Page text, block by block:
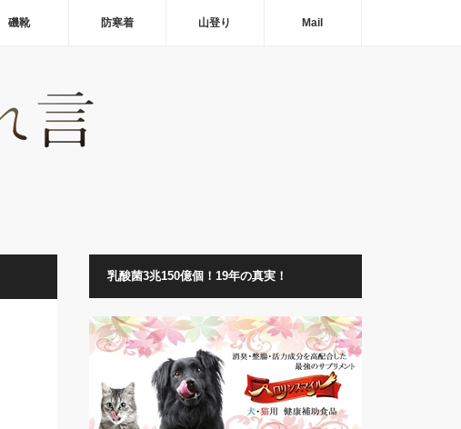
磯靴 防寒着 山登り Mail
乳酸菌3兆150億個！19年の真実！